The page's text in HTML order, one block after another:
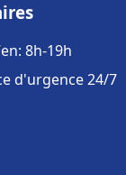
8h-19h
d'urgence 24/7